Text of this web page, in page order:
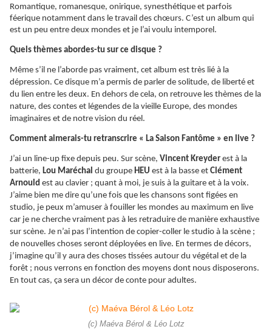
Romantique, romanesque, onirique, synesthétique et parfois
féerique notamment dans le travail des chœurs. C’est un album qui
est un peu entre deux mondes et je l’ai voulu intemporel.
Quels thèmes abordes-tu sur ce disque ?
Même s’il ne l’aborde pas vraiment, cet album est très lié à la
dépression. Ce disque m’a permis de parler de solitude, de liberté et
du lien entre les deux. En dehors de cela, on retrouve les thèmes de la
nature, des contes et légendes de la vieille Europe, des mondes
imaginaires et de notre vision du réel.
Comment aimerais-tu retranscrire « La Saison Fantôme » en live ?
J’ai un line-up fixe depuis peu. Sur scène, Vincent Kreyder est à la
batterie, Lou Maréchal du groupe HEU est à la basse et Clément
Arnould est au clavier ; quant à moi, je suis à la guitare et à la voix.
J’aime bien me dire qu’une fois que les chansons sont figées en
studio, je peux m’amuser à fouiller les mondes au maximum en live
car je ne cherche vraiment pas à les retraduire de manière exhaustive
sur scène. Je n’ai pas l’intention de copier-coller le studio à la scène ;
de nouvelles choses seront déployées en live. En termes de décors,
j’imagine qu’il y aura des choses tissées autour du végétal et de la
forêt ; nous verrons en fonction des moyens dont nous disposerons.
En tout cas, ça sera un décor de conte pour adultes.
(c) Maéva Bérol & Léo Lotz